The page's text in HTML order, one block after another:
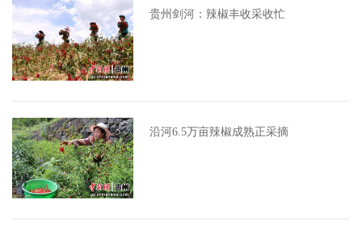
贵州剑河：辣椒丰收采收忙
沿河6.5万亩辣椒成熟正采摘